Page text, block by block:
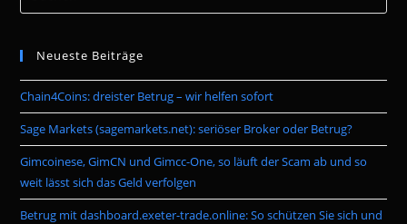
the
Neueste Beiträge
Chain4Coins: dreister Betrug – wir helfen sofort
Sage Markets (sagemarkets.net): seriöser Broker oder Betrug?
Gimcoinese, GimCN und Gimcc-One, so läuft der Scam ab und so
weit lässt sich das Geld verfolgen
Betrug mit dashboard.exeter-trade.online: So schützen Sie sich und